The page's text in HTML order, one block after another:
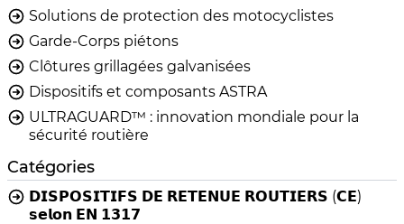
Solutions de protection des motocyclistes
Garde-Corps piétons
Clôtures grillagées galvanisées
Dispositifs et composants ASTRA
ULTRAGUARD™ : innovation mondiale pour la
sécurité routière
Catégories
𝗗𝗜𝗦𝗣𝗢𝗦𝗜𝗧𝗜𝗙𝗦 𝗗𝗘 𝗥𝗘𝗧𝗘𝗡𝗨𝗘 𝗥𝗢𝗨𝗧𝗜𝗘𝗥𝗦 (𝗖𝗘)
𝘀𝗲𝗹𝗼𝗻 𝗘𝗡 𝟭𝟯𝟭𝟳